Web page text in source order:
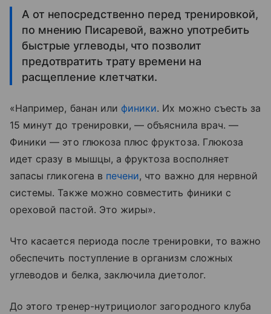
А от непосредственно перед тренировкой,
по мнению Писаревой, важно употребить
быстрые углеводы, что позволит
предотвратить трату времени на
расщепление клетчатки.
«Например, банан или финики. Их можно съесть за
15 минут до тренировки, — объяснила врач. —
Финики — это глюкоза плюс фруктоза. Глюкоза
идет сразу в мышцы, а фруктоза восполняет
запасы гликогена в печени, что важно для нервной
системы. Также можно совместить финики с
ореховой пастой. Это жиры».
Что касается периода после тренировки, то важно
обеспечить поступление в организм сложных
углеводов и белка, заключила диетолог.
До этого тренер-нутрициолог загородного клуба